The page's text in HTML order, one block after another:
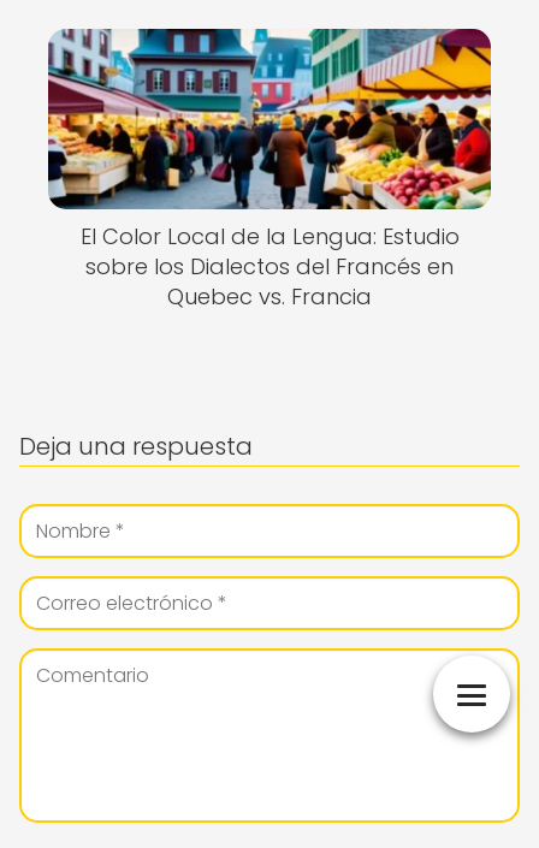
El Color Local de la Lengua: Estudio
sobre los Dialectos del Francés en
Quebec vs. Francia
Deja una respuesta